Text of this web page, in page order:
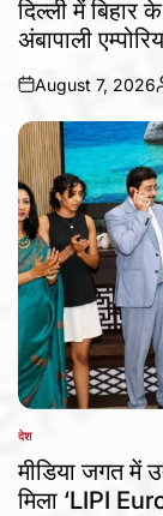
दिल्ली में
अंबापाली
on
August 7, 2026
POSTED
IN
देश
मीडिया जगत में
मिला ‘LIPI